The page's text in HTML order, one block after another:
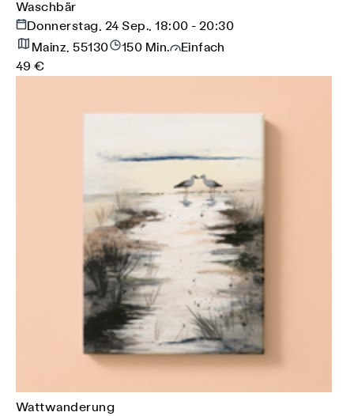
Waschbär
Donnerstag, 24 Sep., 18:00 - 20:30
Mainz, 55130
150 Min.
Einfach
49 €
Wattwanderung